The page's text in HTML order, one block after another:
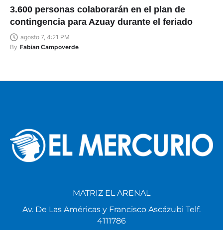
3.600 personas colaborarán en el plan de
contingencia para Azuay durante el feriado
agosto 7, 4:21 PM
By Fabian Campoverde
MATRIZ EL ARENAL
Av. De Las Américas y Francisco Ascázubi Telf.
4111786